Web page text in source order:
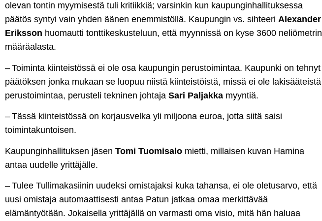
olevan tontin myymisestä tuli kritiikkiä; varsinkin kun kaupunginhallituksessa
päätös syntyi vain yhden äänen enemmistöllä. Kaupungin vs. sihteeri Alexander
Eriksson huomautti tonttikeskusteluun, että myynnissä on kyse 3600 neliömetrin
määräalasta.
– Toiminta kiinteistössä ei ole osa kaupungin perustoimintaa. Kaupunki on tehnyt
päätöksen jonka mukaan se luopuu niistä kiinteistöistä, missä ei ole lakisääteistä
perustoimintaa, perusteli tekninen johtaja Sari Paljakka myyntiä.
– Tässä kiinteistössä on korjausvelka yli miljoona euroa, jotta siitä saisi
toimintakuntoisen.
Kaupunginhallituksen jäsen Tomi Tuomisalo mietti, millaisen kuvan Hamina
antaa uudelle yrittäjälle.
– Tulee Tullimakasiinin uudeksi omistajaksi kuka tahansa, ei ole oletusarvo, että
uusi omistaja automaattisesti antaa Patun jatkaa omaa merkittävää
elämäntyötään. Jokaisella yrittäjällä on varmasti oma visio, mitä hän haluaa